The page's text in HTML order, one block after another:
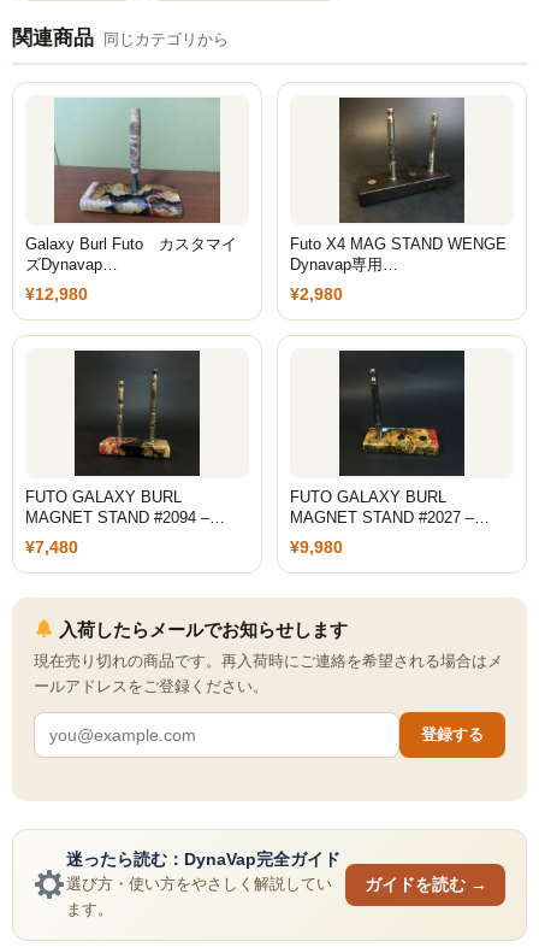
FUMARI
NirvanaSuperShisha
SEBERO
SPLIT
Azure
Tangiers
マウスピース
トング
ベース（花瓶）
シーシャ 炭
LED
ヴェポライザー
PAX
DAVINCI
ZEUS
関連商品 同じカテゴリから
Galaxy Burl Futo カスタマイ
ズDynavap…
¥12,980
Futo X4 MAG STAND WENGE
Dynavap専用…
¥2,980
FUTO GALAXY BURL
MAGNET STAND #2094 –…
¥7,480
FUTO GALAXY BURL
MAGNET STAND #2027 –…
¥9,980
入荷したらメールでお知らせします
現在売り切れの商品です。再入荷時にご連絡を希望される場合はメ
ールアドレスをご登録ください。
登録する
迷ったら読む：DynaVap完全ガイド
選び方・使い方をやさしく解説してい
ます。
ガイドを読む →